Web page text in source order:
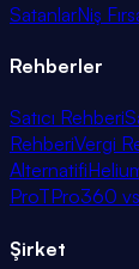
SatanlarNiş
Rehberler
Satıcı Rehberi
RehberiVergi
Alternatifi
ProTPro360
Şirket